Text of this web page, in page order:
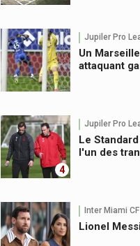
Jupiler Pro
Un
attaquant
4
Jupiler Pro
Le
l'un des
Inter Miami CF
Lionel